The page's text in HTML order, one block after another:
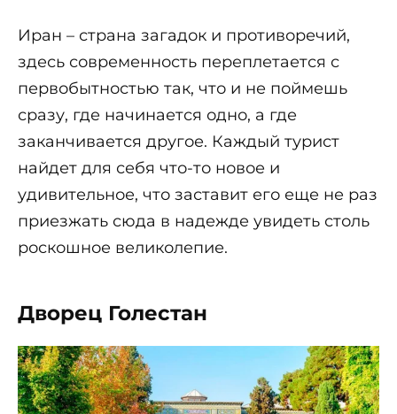
Иран – страна загадок и противоречий,
здесь современность переплетается с
первобытностью так, что и не поймешь
сразу, где начинается одно, а где
заканчивается другое. Каждый турист
найдет для себя что-то новое и
удивительное, что заставит его еще не раз
приезжать сюда в надежде увидеть столь
роскошное великолепие.
Дворец Голестан